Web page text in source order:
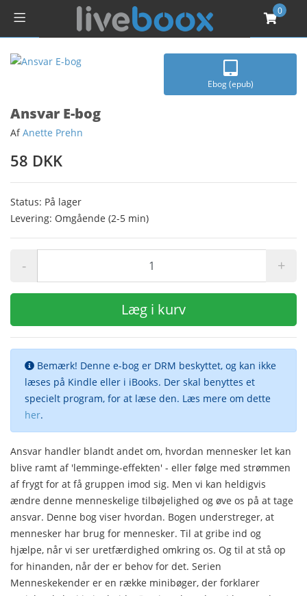
0
Ebog (epub)
Ansvar E-bog
AfAnette Prehn
58 DKK
Status: På lager
Levering: Omgående (2-5 min)
- +
Læg i kurv
Bemærk! Denne e-bog er DRM beskyttet, og kan ikke
læses på Kindle eller i iBooks. Der skal benyttes et
specielt program, for at læse den. Læs mere om dette
her.
Ansvar handler blandt andet om, hvordan mennesker let kan
blive ramt af 'lemminge-effekten' - eller følge med strømmen
af frygt for at få gruppen imod sig. Men vi kan heldigvis
ændre denne menneskelige tilbøjelighed og øve os på at tage
ansvar. Denne bog viser hvordan. Bogen understreger, at
mennesker har brug for mennesker. Til at gribe ind og
hjælpe, når vi ser uretfærdighed omkring os. Og til at stå op
for hinanden, når der er behov for det. Serien
Menneskekender er en række minibøger, der forklarer